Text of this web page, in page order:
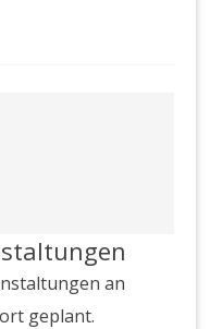
an
geplant.